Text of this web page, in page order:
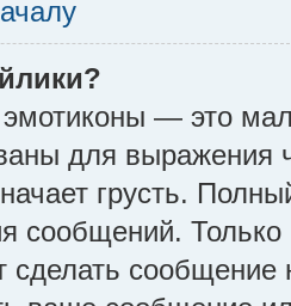
— это
для выражения
грусть.
сообщений. Только
сделать